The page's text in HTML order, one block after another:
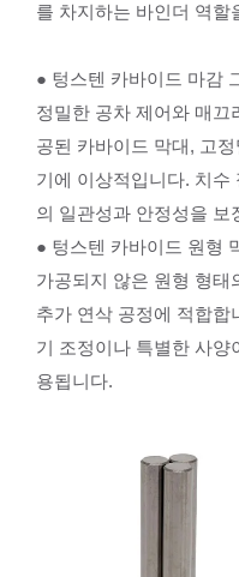
를 차지하는 바인더 역할
● 텅스텐 카바이드 마감
정밀한 공차 제어와 매끄
공된 카바이드 막대, 고
기에 이상적입니다. 치수
의 일관성과 안정성을 보
● 텅스텐 카바이드 원형
가공되지 않은 원형 형태
추가 연삭 공정에 적합합
기 조정이나 특별한 사양
용됩니다.